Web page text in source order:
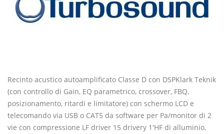
Recinto acustico autoamplificato Classe D con DSPKlark Teknik
(con controllo di Gain, EQ parametrico, crossover, FBQ,
posizionamento, ritardi e limitatore) con schermo LCD e
telecomando via USB o CAT5 da software per Pa/monitor di 2
vie con compressione LF driver 15 drivery 1'HF di alluminio.